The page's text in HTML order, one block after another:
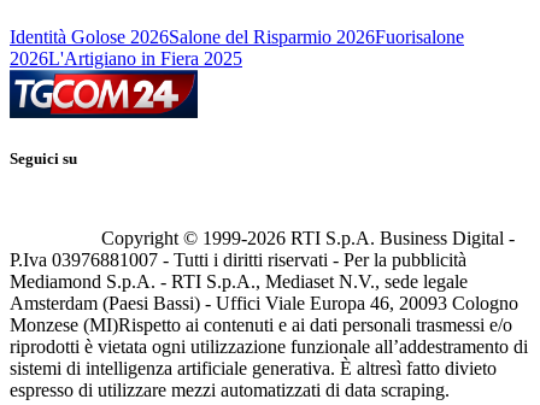
Identità Golose 2026Salone del Risparmio 2026Fuorisalone
2026L'Artigiano in Fiera 2025
Seguici su
Copyright © 1999-2026 RTI S.p.A. Business Digital -
P.Iva 03976881007 - Tutti i diritti riservati - Per la pubblicità
Mediamond S.p.A. - RTI S.p.A., Mediaset N.V., sede legale
Amsterdam (Paesi Bassi) - Uffici Viale Europa 46, 20093 Cologno
Monzese (MI)Rispetto ai contenuti e ai dati personali trasmessi e/o
riprodotti è vietata ogni utilizzazione funzionale all’addestramento di
sistemi di intelligenza artificiale generativa. È altresì fatto divieto
espresso di utilizzare mezzi automatizzati di data scraping.